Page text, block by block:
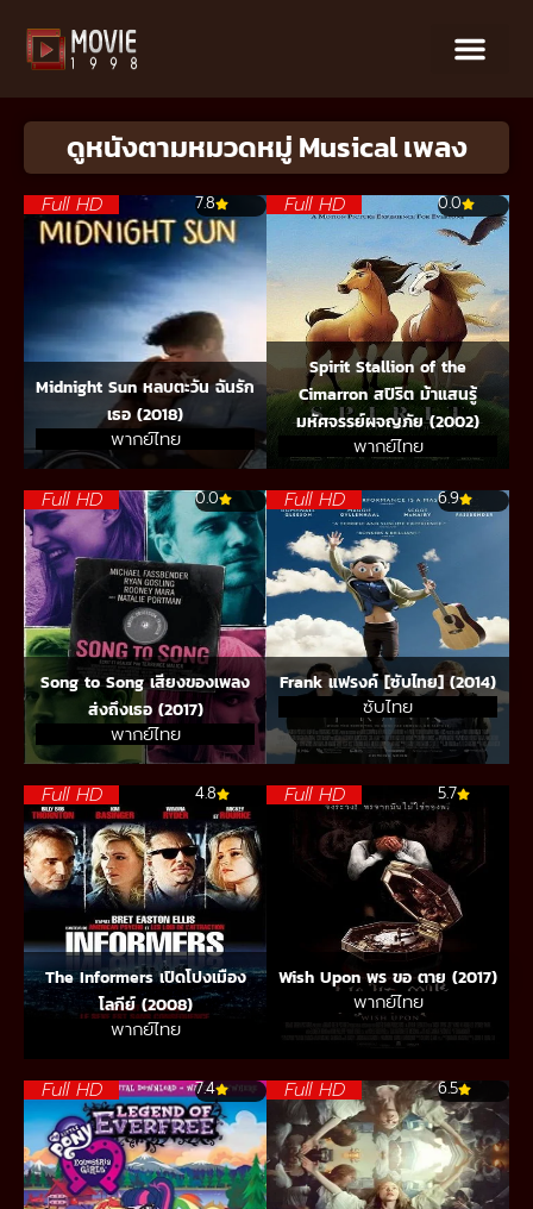
ดูหนังตามหมวดหมู่ Musical เพลง
Full HD 7.8
Midnight Sun หลบตะวัน ฉันรัก
เธอ (2018)
พากย์ไทย
Full HD 0.0
Spirit Stallion of the
Cimarron สปิริต ม้าแสนรู้
มหัศจรรย์ผจญภัย (2002)
พากย์ไทย
Full HD 0.0
Song to Song เสียงของเพลง
ส่งถึงเธอ (2017)
พากย์ไทย
Full HD 6.9
Frank แฟรงค์ [ซับไทย] (2014)
ซับไทย
Full HD 4.8
The Informers เปิดโปงเมือง
โลกีย์ (2008)
พากย์ไทย
Full HD 5.7
Wish Upon พร ขอ ตาย (2017)
พากย์ไทย
Full HD 7.4 Full HD 6.5